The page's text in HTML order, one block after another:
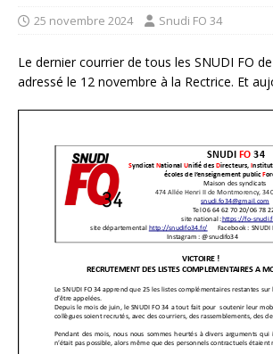
25 novembre 2024 Snudi FO 34
Le dernier courrier de tous les SNUDI FO
adressé le 12 novembre à la Rectrice. Et